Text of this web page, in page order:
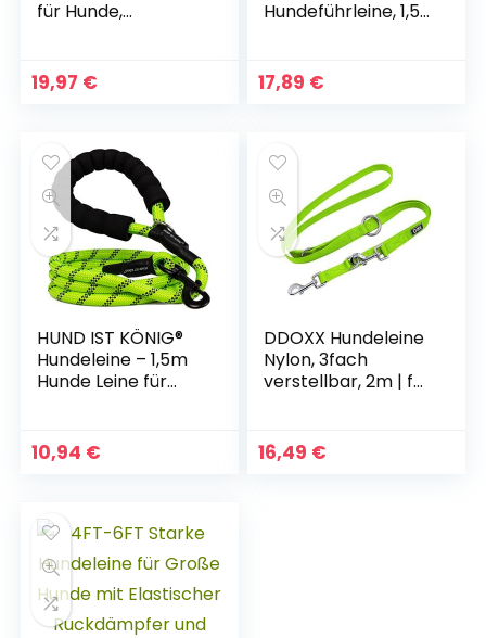
für Hunde,
Trainingsleine für
Kleine bis Große
19,97 €
Hundeführleine, 1,5
17,89 €
HUND IST KÖNIG®
Hundeleine – 1,5m
Hunde Leine für
mit weichem Griff
& Reflektoren –
leicht & robust, inkl.
eBook
10,94 €
DDOXX Hundeleine
Nylon, 3fach
verstellbar, 2m | für
Leine Zwei Hund
Katze Welpe |
16,49 €